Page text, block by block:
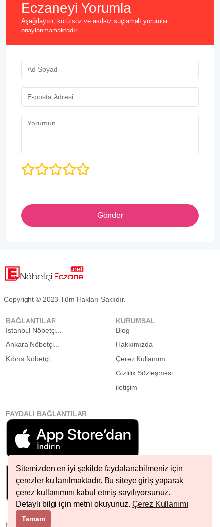
Sitemizden en iyi şekilde faydalanabilmeniz için
çerezler kullanılmaktadır. Bu siteye giriş yaparak
çerez kullanımını kabul etmiş sayılıyorsunuz.
Detaylı bilgi için metni okuyunuz. Çerez Kullanımı
Tamam
Eczaneyi Yorumla
Aşağılayıcı, kötü söz ve asılsız suçlamalı yorumlar
onaylanmamaktadır...
Gönder
Copyright © 2023 Tüm Hakları Saklıdır.
BAĞLANTILAR
İstanbul Nöbetçi...
Ankara Nöbetçi...
Kıbrıs Nöbetçi...
KURUMSAL
Blog
Hakkımızda
Çerez Kullanımı
Gizlilik Sözleşmesi
iletişim
FAYDALI BAĞLANTILAR
HIZLI İLETIŞIM